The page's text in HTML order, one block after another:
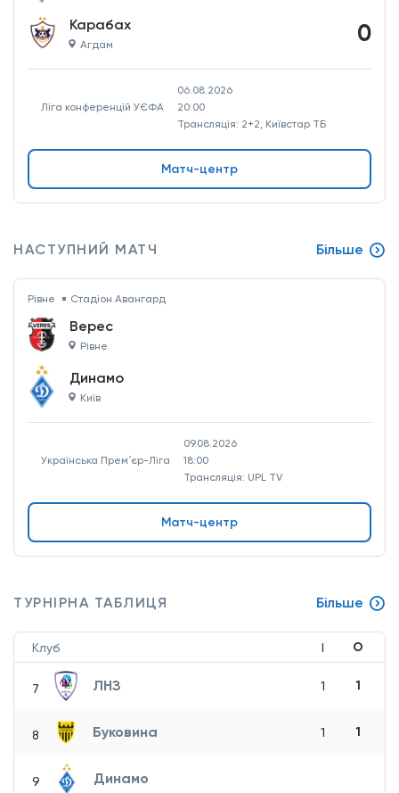
Карабах
Агдам 0
Ліга конференцій УЄФА
06.08.2026
20:00
Трансляція: 2+2, Київстар ТБ
Матч-центр
НАСТУПНИЙ МАТЧ Більше
Рівне Стадіон Авангард
Верес
Рівне
Динамо
Київ
Українська Премʼєр-Ліга
09.08.2026
18:00
Трансляція: UPL TV
Матч-центр
ТУРНІРНА ТАБЛИЦЯ Більше
Клуб І О
7 ЛНЗ 1 1
8 Буковина 1 1
9 Динамо